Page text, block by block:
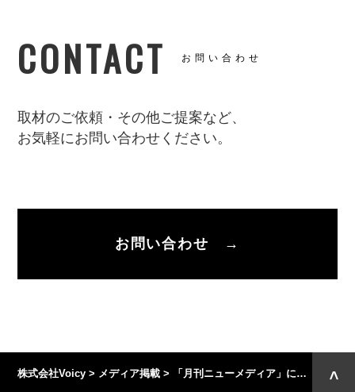
CONTACT お問い合わせ
取材のご依頼・その他ご提案など、
お気軽にお問い合わせください。
お問い合わせ →
株式会社Voicy > メディア掲載 > 「月刊ニューメディア」にCEO緒方のインタビューが掲載されました